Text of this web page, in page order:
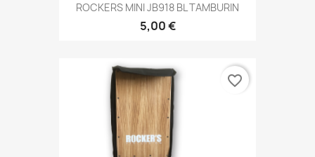
ROCKERS MINI JB918 BL TAMBURIN
5,00 €
favorite_border